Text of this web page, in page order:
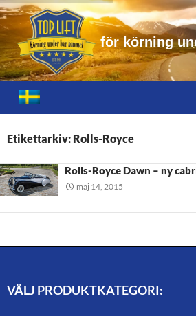
för körning un
Toplift.se – för körning under bar
HOPPA
TILL
Etikettarkiv: Rolls-Royce
Rolls-Royce Dawn – ny
maj 14, 2015
VÄLJ PRODUKTKATEGORI: